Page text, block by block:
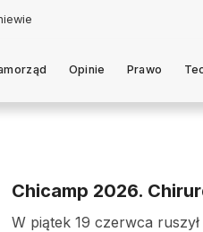
Opinie Prawo
Chicamp 2026.
W piątek 19 czerwca